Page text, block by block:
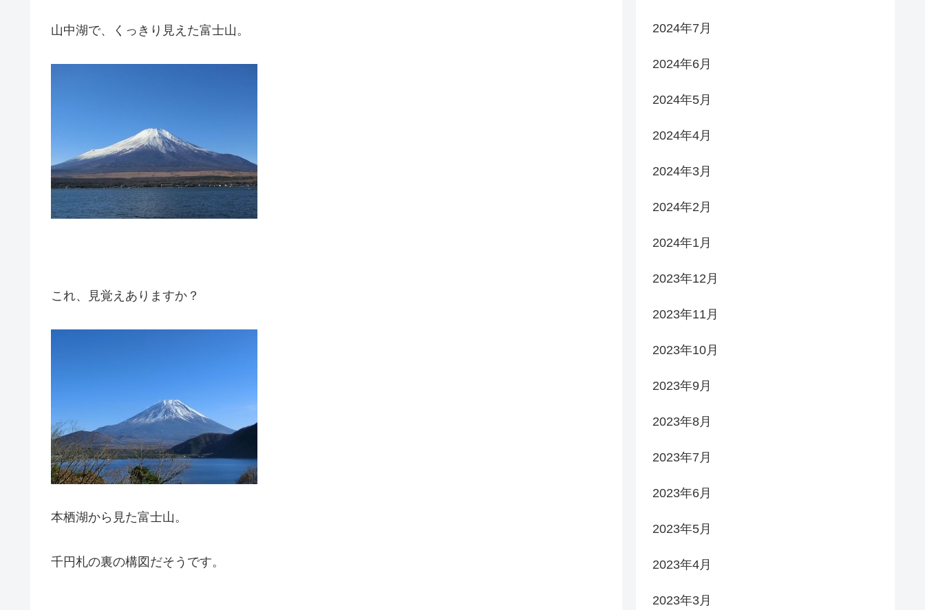
山中湖で、くっきり見えた富士山。
これ、見覚えありますか？
本栖湖から見た富士山。
千円札の裏の構図だそうです。
2024年7月
2024年6月
2024年5月
2024年4月
2024年3月
2024年2月
2024年1月
2023年12月
2023年11月
2023年10月
2023年9月
2023年8月
2023年7月
2023年6月
2023年5月
2023年4月
2023年3月